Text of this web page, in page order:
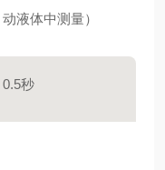
动液体中测量）
0.5秒